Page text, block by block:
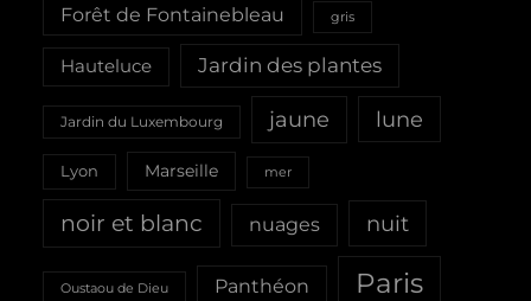
Forêt de Fontainebleau gris
Hauteluce Jardin des plantes
Jardin du Luxembourg jaune lune
Lyon Marseille mer
noir et blanc nuages nuit
Oustaou de Dieu Panthéon Paris